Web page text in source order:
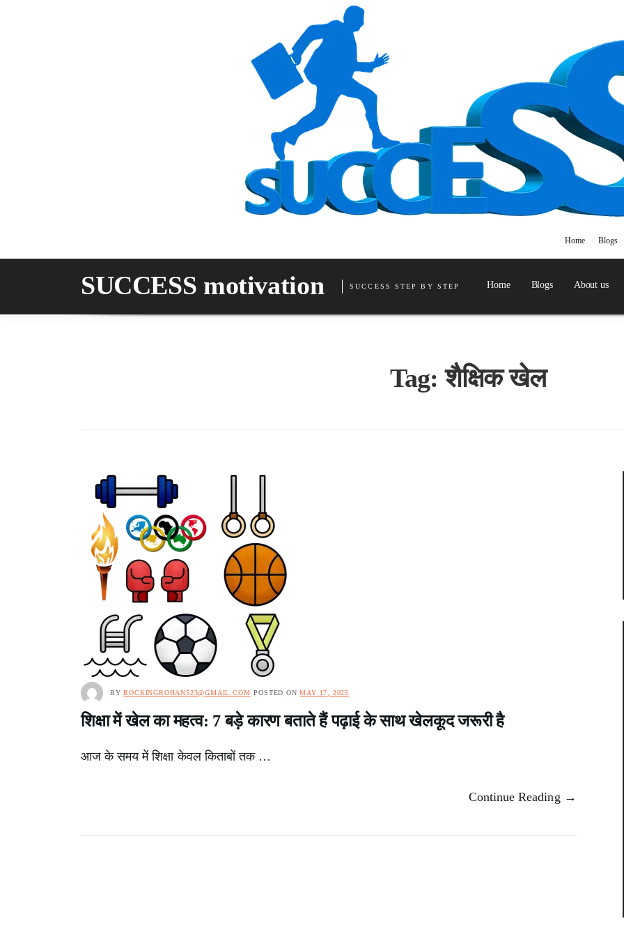
Home Blogs
SUCCESS motivation SUCCESS STEP BY STEP Home Blogs About us
Tag:शैक्षिक खेल
BYROCKINGROHAN523@GMAIL.COM POSTED ONMAY 17, 2025
शिक्षा में खेल का महत्व: 7 बड़े कारण बताते हैं पढ़ाई के साथ खेलकूद जरूरी है
आज के समय में शिक्षा केवल किताबों तक …
Continue Reading →